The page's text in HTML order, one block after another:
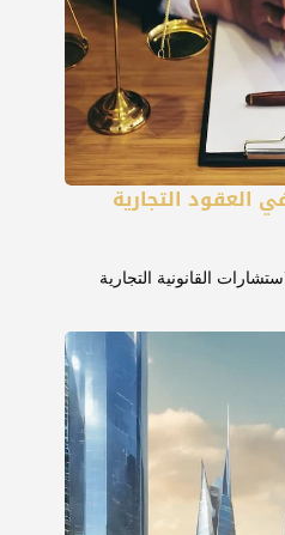
العقود التجارية
القانونية التجارية